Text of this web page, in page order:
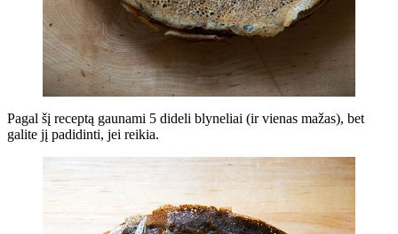
Pagal šį receptą gaunami 5 dideli blyneliai (ir vienas mažas), bet
galite jį padidinti, jei reikia.